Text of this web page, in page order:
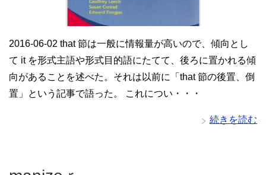
2016-06-02 that 節は一般に情報量が高いので、傾向とし
て it を形式主語や形式目的語にたてて、後ろに置かれる傾
向があることを述べた。それは以前に「that 節の後置、倒
置」という記事で語った。 これについ・・・
続きを読む